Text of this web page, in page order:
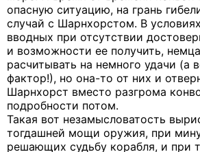
опасную ситуацию, на грань
случай с Шарнхорстом. В
вводных при отсутствии
и возможности ее получить,
расчитывать на немного удачи (а
фактор!), но она-то от них и
Шарнхорст вместо разгрома
подробности потом.
Такая вот незамысловатость
тогдашней мощи оружия, при
решающих судьбу корабля, и при